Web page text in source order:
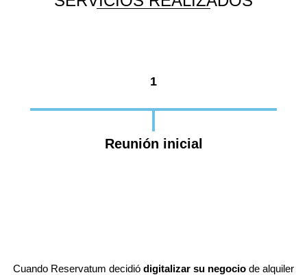
1
Reunión inicial
Cuando Reservatum decidió digitalizar su negocio de alquiler